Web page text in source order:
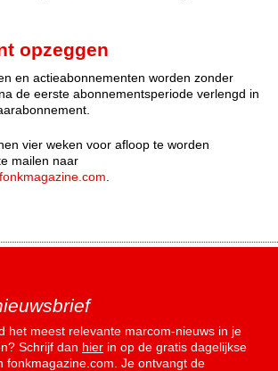
opzeggen
en actieabonnementen worden zonder
de eerste abonnementsperiode verlengd in
vier weken voor afloop te worden
mailen naar
het meest relevante marcom-nieuws in je
Schrijf dan hier in op de gratis dagelijkse
fonkmagazine.com. Je ontvangt de